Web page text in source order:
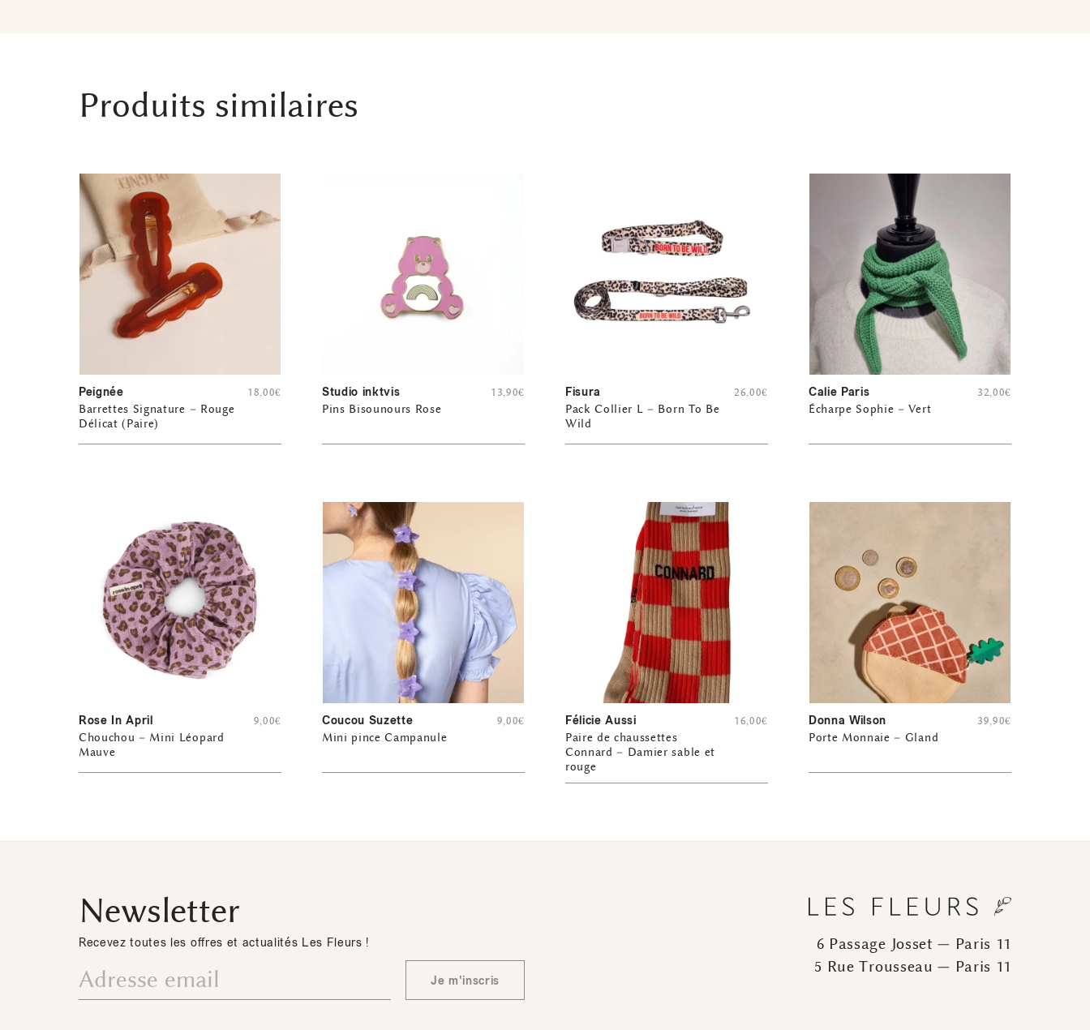
Produits similaires
Peignée
Barrettes Signature – Rouge
Délicat (Paire)
18,00€ Studio inktvis
Pins Bisounours Rose
13,90€ Fisura
Pack Collier L – Born To Be
Wild
26,00€ Calie Paris
Écharpe Sophie – Vert
32,00€
Rose In April
Chouchou – Mini Léopard
Mauve
9,00€ Coucou Suzette
Mini pince Campanule
9,00€ Félicie Aussi
Paire de chaussettes
Connard – Damier sable et
rouge
16,00€ Donna Wilson
Porte Monnaie – Gland
39,90€
Newsletter
Recevez toutes les offres et actualités Les Fleurs !
Je m'inscris
6 Passage Josset — Paris 11
5 Rue Trousseau — Paris 11